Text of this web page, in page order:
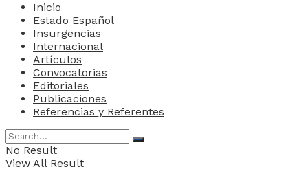
Inicio
Estado Español
Insurgencias
Internacional
Artículos
Convocatorias
Editoriales
Publicaciones
Referencias y Referentes
No Result
View All Result